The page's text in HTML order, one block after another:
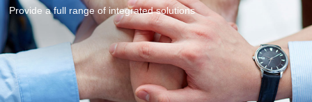
Provide a full range of integrated solutions